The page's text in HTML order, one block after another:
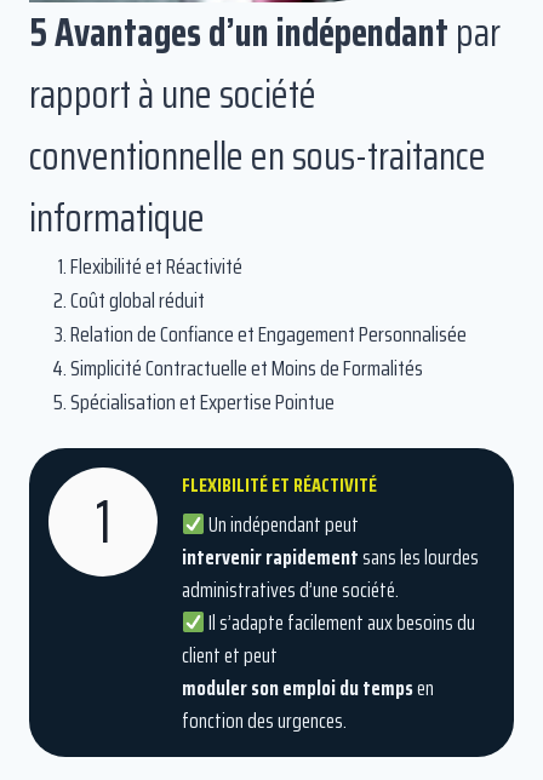
5 Avantages d’un indépendantpar
rapport à une société
conventionnelle en sous-traitance
informatique
Flexibilité et Réactivité
Coût global réduit
Relation de Confiance et Engagement Personnalisée
Simplicité Contractuelle et Moins de Formalités
Spécialisation et Expertise Pointue
1 FLEXIBILITÉ ET RÉACTIVITÉ
Un indépendant peut
intervenir rapidementsans les lourdes
administratives d’une société.
Il s’adapte facilement aux besoins du
client et peut
moduler son emploi du tempsen
fonction des urgences.